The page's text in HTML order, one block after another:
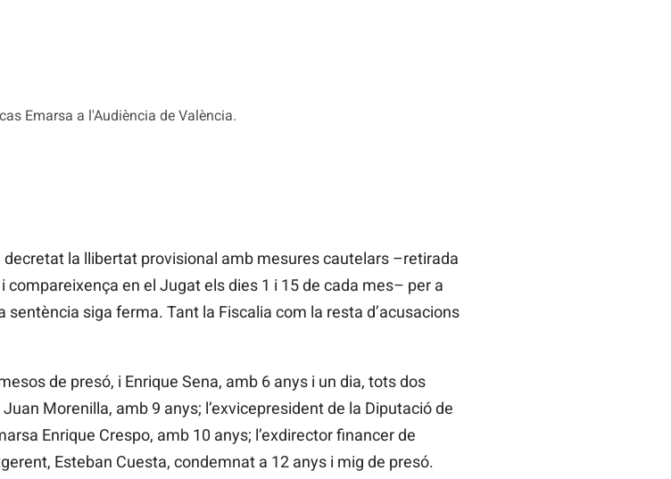
Emarsa a l'Audiència de València.
decretat la llibertat provisional amb mesures cautelars –retirada
en el Jugat els dies 1 i 15 de cada mes– per a
siga ferma. Tant la Fiscalia com la resta d’acusacions
de presó, i Enrique Sena, amb 6 anys i un dia, tots dos
Morenilla, amb 9 anys; l’exvicepresident de la Diputació de
Enrique Crespo, amb 10 anys; l’exdirector financer de
Esteban Cuesta, condemnat a 12 anys i mig de presó.